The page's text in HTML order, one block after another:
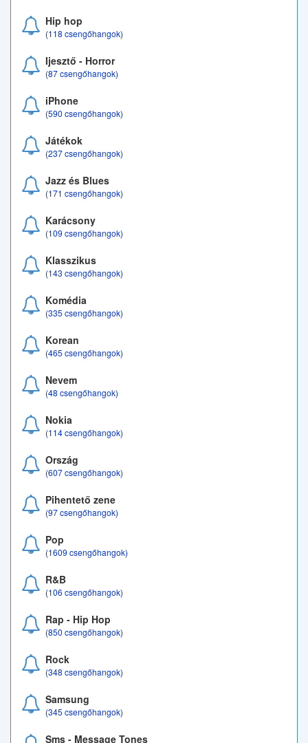
Hip hop
(118 csengőhangok)
Ijesztő - Horror
(87 csengőhangok)
iPhone
(590 csengőhangok)
Játékok
(237 csengőhangok)
Jazz és Blues
(171 csengőhangok)
Karácsony
(109 csengőhangok)
Klasszikus
(143 csengőhangok)
Komédia
(335 csengőhangok)
Korean
(465 csengőhangok)
Nevem
(48 csengőhangok)
Nokia
(114 csengőhangok)
Ország
(607 csengőhangok)
Pihentető zene
(97 csengőhangok)
Pop
(1609 csengőhangok)
R&B
(106 csengőhangok)
Rap - Hip Hop
(850 csengőhangok)
Rock
(348 csengőhangok)
Samsung
(345 csengőhangok)
Sms - Message Tones